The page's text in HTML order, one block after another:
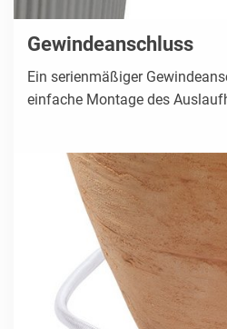
Gewindeanschluss
Ein serienmäßiger
einfache Montage des